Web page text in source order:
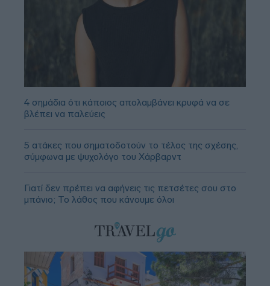
4 σημάδια ότι κάποιος απολαμβάνει κρυφά να σε
βλέπει να παλεύεις
5 ατάκες που σηματοδοτούν το τέλος της σχέσης,
σύμφωνα με ψυχολόγο του Χάρβαρντ
Γιατί δεν πρέπει να αφήνεις τις πετσέτες σου στο
μπάνιο; Το λάθος που κάνουμε όλοι